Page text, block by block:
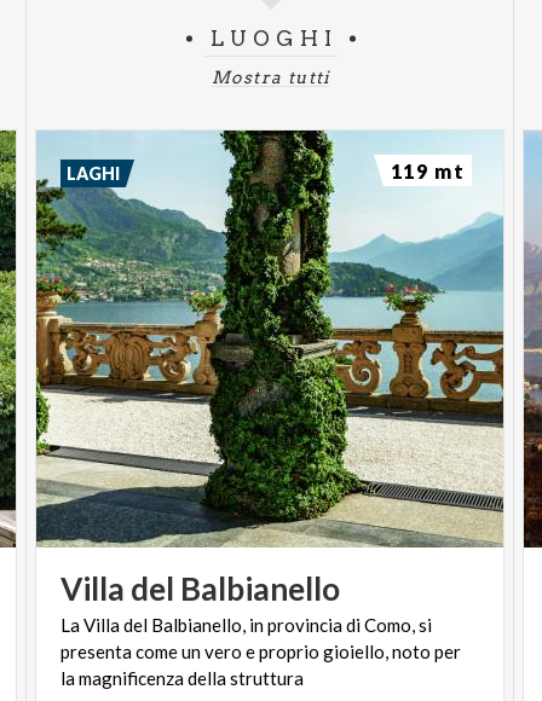
LUOGHI
Mostra tutti
Villa del Balbianello
La Villa del Balbianello, in provincia di Como, si
presenta come un vero e proprio gioiello, noto per
la magnificenza della struttura
LAGHI 119 mt